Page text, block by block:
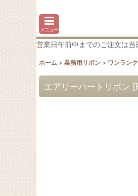
メニュー
営業日午前中までのご注文は
ホーム > 業務用リボン > ワンラン
エアリーハートリボン [